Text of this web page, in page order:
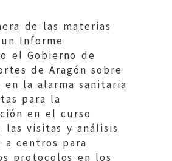
de las materias
Informe
el Gobierno de
de Aragón sobre
en la alarma sanitaria
para la
en el curso
las visitas y análisis
a centros para
protocolos en los